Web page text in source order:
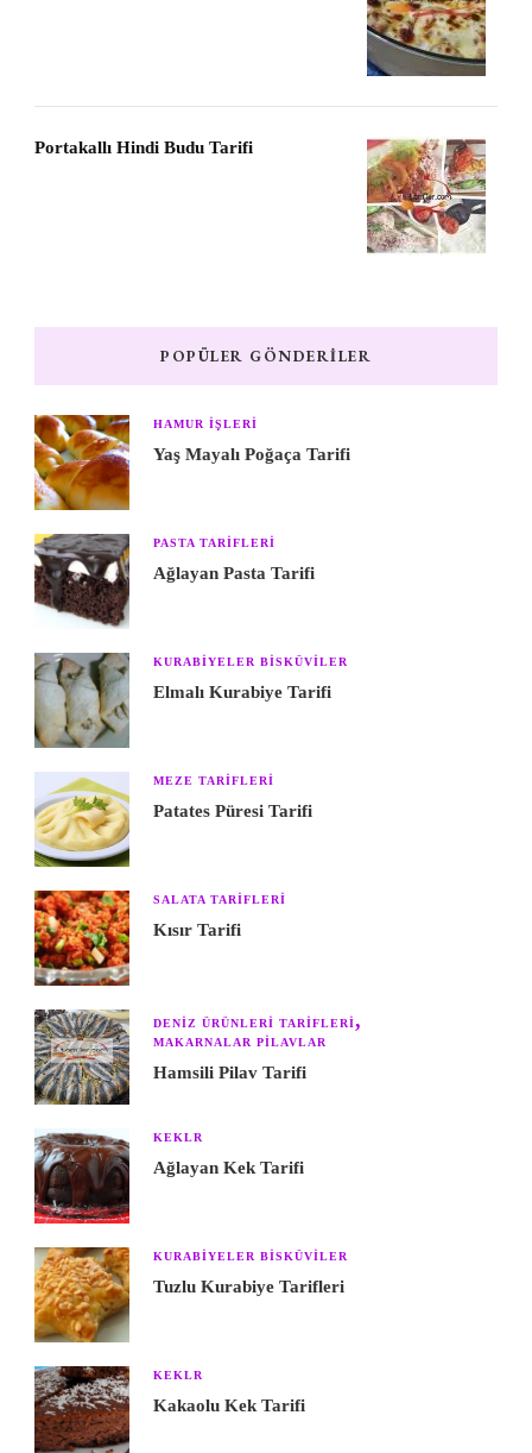
Portakallı Hindi Budu Tarifi
POPÜLER GÖNDERILER
HAMUR IŞLERI
Yaş Mayalı Poğaça Tarifi
PASTA TARIFLERI
Ağlayan Pasta Tarifi
KURABIYELER BISKÜVILER
Elmalı Kurabiye Tarifi
MEZE TARIFLERI
Patates Püresi Tarifi
SALATA TARIFLERI
Kısır Tarifi
DENIZ ÜRÜNLERI TARIFLERI
MAKARNALAR PILAVLAR
Hamsili Pilav Tarifi
KEKLR
Ağlayan Kek Tarifi
KURABIYELER BISKÜVILER
Tuzlu Kurabiye Tarifleri
KEKLR
Kakaolu Kek Tarifi